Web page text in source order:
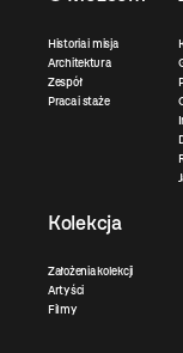
Historia i misja
Architektura
Zespół
Praca i staże
Kolekcja
Założenia kolekcji
Artyści
Filmy